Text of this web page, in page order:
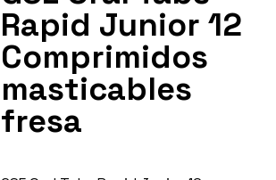
Rapid Junior 12
Comprimidos
masticables
fresa